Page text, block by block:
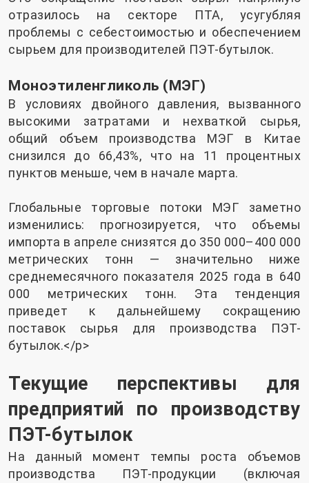
отразилось на секторе ПТА, усугубляя
проблемы с себестоимостью и обеспечением
сырьем для производителей ПЭТ-бутылок.
Моноэтиленгликоль (МЭГ)
В условиях двойного давления, вызванного
высокими затратами и нехваткой сырья,
общий объем производства МЭГ в Китае
снизился до 66,43%, что на 11 процентных
пунктов меньше, чем в начале марта.
Глобальные торговые потоки МЭГ заметно
изменились: прогнозируется, что объемы
импорта в апреле снизятся до 350 000–400 000
метрических тонн — значительно ниже
среднемесячного показателя 2025 года в 640
000 метрических тонн. Эта тенденция
приведет к дальнейшему сокращению
поставок сырья для производства ПЭТ-
бутылок.</p>
Текущие перспективы для
предприятий по производству
ПЭТ-бутылок
На данный момент темпы роста объемов
производства ПЭТ-продукции (включая